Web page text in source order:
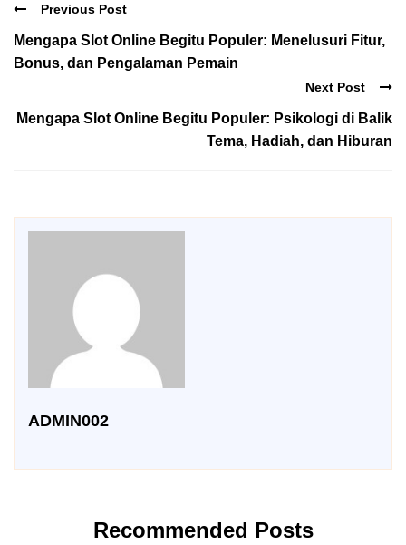
Previous Post
Mengapa Slot Online Begitu Populer: Menelusuri Fitur,
Bonus, dan Pengalaman Pemain
Next Post
Mengapa Slot Online Begitu Populer: Psikologi di Balik
Tema, Hadiah, dan Hiburan
ADMIN002
Recommended Posts